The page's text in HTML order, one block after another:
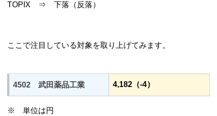
TOPIX ⇒ 下落（反落）
ここで注目している対象を取り上げてみます。
4502 武田薬品工業 4,182（-4）
※ 単位は円